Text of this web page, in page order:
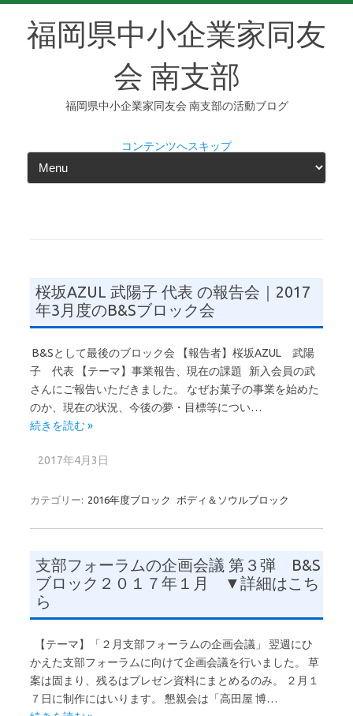
福岡県中小企業家同友
会 南支部
福岡県中小企業家同友会 南支部の活動ブログ
コンテンツへスキップ
桜坂AZUL 武陽子 代表 の報告会｜2017
年3月度のB&Sブロック会
B&Sとして最後のブロック会 【報告者】桜坂AZUL 武陽
子 代表 【テーマ】事業報告、現在の課題 新入会員の武
さんにご報告いただきました。 なぜお菓子の事業を始めた
のか、現在の状況、今後の夢・目標等につい…
続きを読む »
2017年4月3日
カテゴリー: 2016年度ブロック ボディ＆ソウルブロック
支部フォーラムの企画会議 第３弾 B&S
ブロック２０１７年１月 ▼詳細はこち
ら
【テーマ】「２月支部フォーラムの企画会議」 翌週にひ
かえた支部フォーラムに向けて企画会議を行いました。 草
案は固まり、残るはプレゼン資料にまとめるのみ。 ２月１
７日に制作にはいります。 懇親会は「高田屋 博…